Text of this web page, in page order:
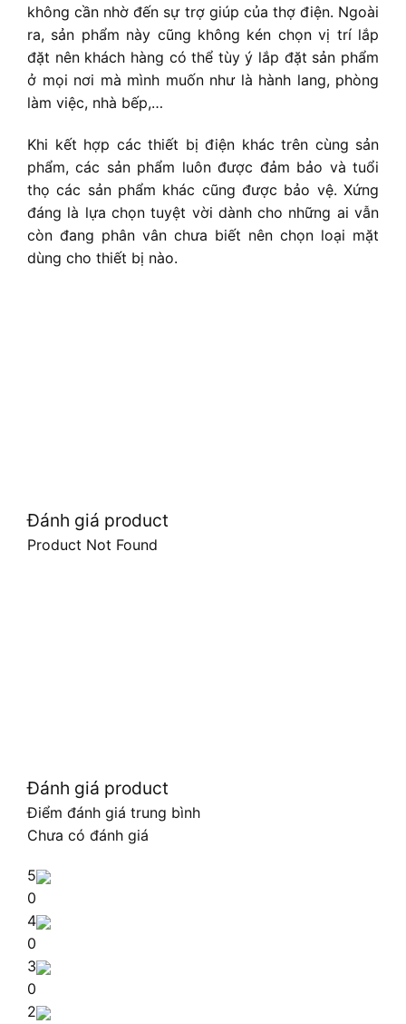
không cần nhờ đến sự trợ giúp của thợ điện. Ngoài
ra, sản phẩm này cũng không kén chọn vị trí lắp
đặt nên khách hàng có thể tùy ý lắp đặt sản phẩm
ở mọi nơi mà mình muốn như là hành lang, phòng
làm việc, nhà bếp,…
Khi kết hợp các thiết bị điện khác trên cùng sản
phẩm, các sản phẩm luôn được đảm bảo và tuổi
thọ các sản phẩm khác cũng được bảo vệ. Xứng
đáng là lựa chọn tuyệt vời dành cho những ai vẫn
còn đang phân vân chưa biết nên chọn loại mặt
dùng cho thiết bị nào.
Đánh giá product
Product Not Found
Đánh giá product
Điểm đánh giá trung bình
Chưa có đánh giá
5
0
4
0
3
0
2